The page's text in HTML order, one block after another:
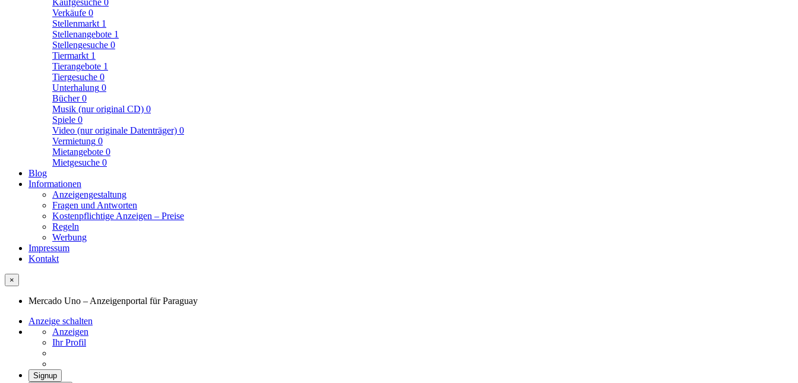
Kaufgesuche 0
Verkäufe 0
Stellenmarkt 1
Stellenangebote 1
Stellengesuche 0
Tiermarkt 1
Tierangebote 1
Tiergesuche 0
Unterhalung 0
Bücher0
Musik (nur original CD) 0
Spiele 0
Video (nur originale Datenträger) 0
Vermietung 0
Mietangebote 0
Mietgesuche 0
Blog
Informationen
Anzeigengestaltung
Fragen und Antworten
Kostenpflichtige Anzeigen – Preise
Regeln
Werbung
Impressum
Kontakt
×
Mercado Uno – Anzeigenportal für Paraguay
Anzeige schalten
Anzeigen
Ihr Profil
Signup